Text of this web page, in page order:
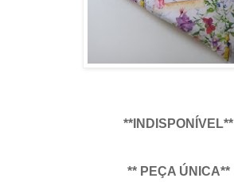
**INDISPONÍVEL**
** PEÇA ÚNICA**